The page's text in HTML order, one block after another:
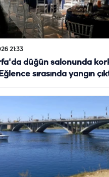
21:33
düğün salonunda
sırasında yangın